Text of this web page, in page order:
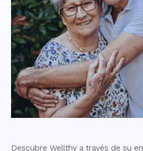
Descubre Wellthy a través de su